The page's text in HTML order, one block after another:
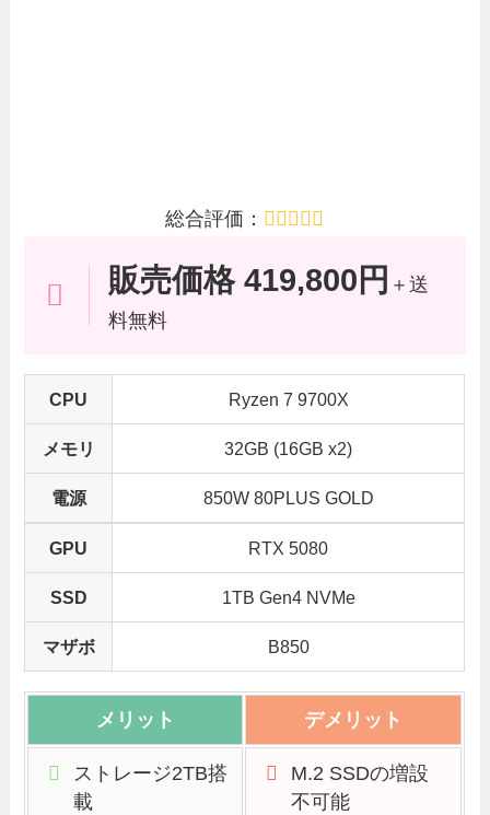
総合評価：
販売価格 419,800円 ＋送
料無料
CPU Ryzen 7 9700X
メモリ 32GB (16GB x2)
電源 850W 80PLUS GOLD
GPU RTX 5080
SSD 1TB Gen4 NVMe
マザボ B850
メリット デメリット
ストレージ2TB搭
載
M.2 SSDの増設
不可能